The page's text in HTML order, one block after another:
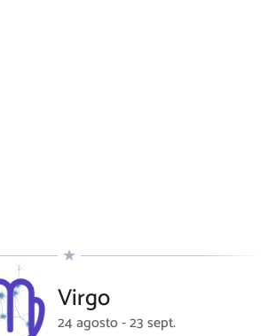
Virgo
24 agosto - 23 sept.